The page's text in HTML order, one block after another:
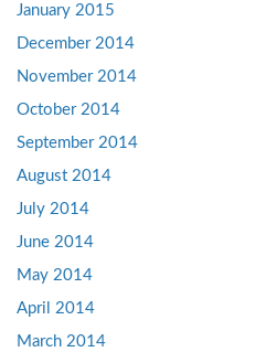
January 2015
December 2014
November 2014
October 2014
September 2014
August 2014
July 2014
June 2014
May 2014
April 2014
March 2014